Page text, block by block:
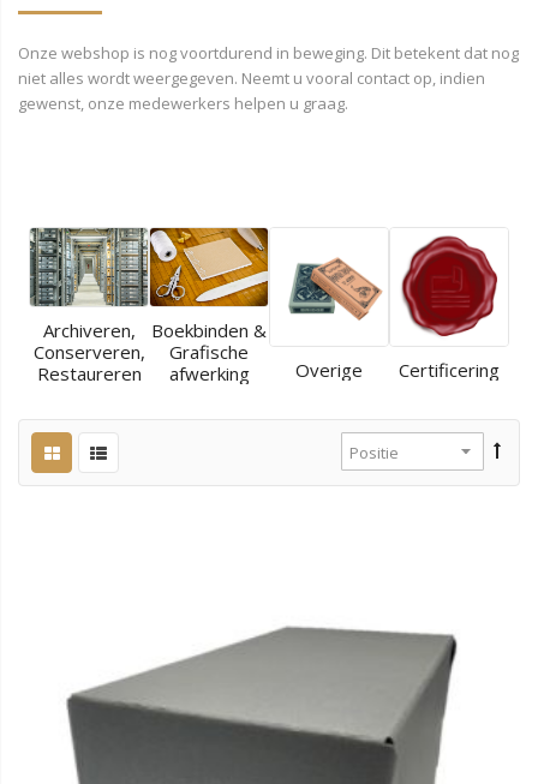
Onze webshop is nog voortdurend in beweging. Dit betekent dat nog
niet alles wordt weergegeven. Neemt u vooral contact op, indien
gewenst, onze medewerkers helpen u graag.
Archiveren,
Conserveren,
Restaureren
Boekbinden &
Grafische
afwerking
Overige Certificering